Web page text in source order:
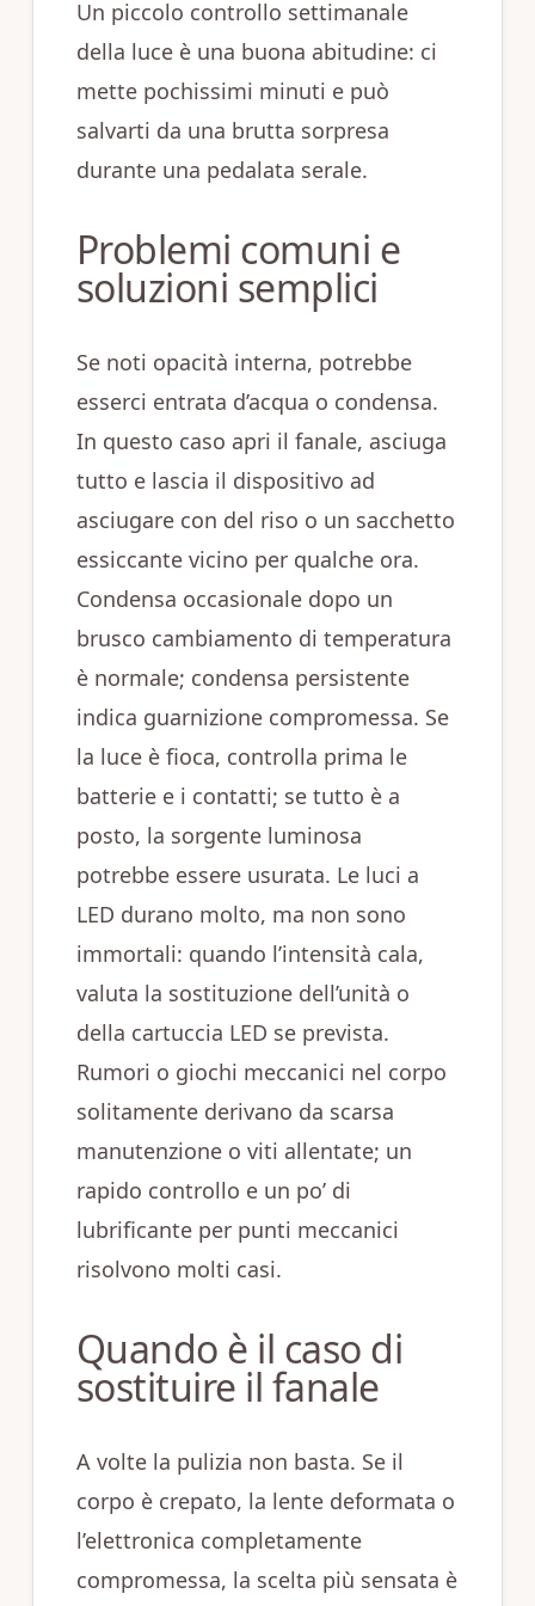
Un piccolo controllo settimanale
della luce è una buona abitudine: ci
mette pochissimi minuti e può
salvarti da una brutta sorpresa
durante una pedalata serale.
Problemi comuni e
soluzioni semplici
Se noti opacità interna, potrebbe
esserci entrata d’acqua o condensa.
In questo caso apri il fanale, asciuga
tutto e lascia il dispositivo ad
asciugare con del riso o un sacchetto
essiccante vicino per qualche ora.
Condensa occasionale dopo un
brusco cambiamento di temperatura
è normale; condensa persistente
indica guarnizione compromessa. Se
la luce è fioca, controlla prima le
batterie e i contatti; se tutto è a
posto, la sorgente luminosa
potrebbe essere usurata. Le luci a
LED durano molto, ma non sono
immortali: quando l’intensità cala,
valuta la sostituzione dell’unità o
della cartuccia LED se prevista.
Rumori o giochi meccanici nel corpo
solitamente derivano da scarsa
manutenzione o viti allentate; un
rapido controllo e un po’ di
lubrificante per punti meccanici
risolvono molti casi.
Quando è il caso di
sostituire il fanale
A volte la pulizia non basta. Se il
corpo è crepato, la lente deformata o
l’elettronica completamente
compromessa, la scelta più sensata è